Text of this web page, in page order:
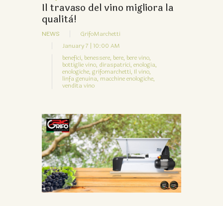
Il travaso del vino migliora la
qualità!
NEWS
GrifoMarchetti
January 7 | 10:00 AM
benefici, benessere, bere, bere vino,
bottiglie vino, diraspatrici, enologia,
enologiche, grifomarchetti, Il vino,
linfa genuina, macchine enologiche,
vendita vino